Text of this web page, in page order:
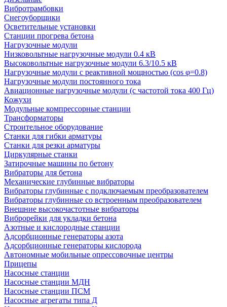
Вибротрамбовки
Снегоуборщики
Осветительные установки
Станции прогрева бетона
Нагрузочные модули
Низковольтные нагрузочные модули 0.4 кВ
Высоковольтные нагрузочные модули 6.3/10.5 кВ
Нагрузочные модули с реактивной мощностью (cos φ=0.8)
Нагрузочные модули постоянного тока
Авиационные нагрузочные модули (с частотой тока 400 Гц)
Кожухи
Модульные компрессорные станции
Трансформаторы
Строительное оборудование
Станки для гибки арматуры
Станки для резки арматуры
Циркулярные станки
Затирочные машины по бетону
Вибраторы для бетона
Механические глубинные вибраторы
Вибраторы глубинные с подключаемым преобразователем
Вибраторы глубинные со встроенным преобразователем
Внешние высокочастотные вибраторы
Виброрейки для укладки бетона
Азотные и кислородные станции
Адсорбционные генераторы азота
Адсорбционные генераторы кислорода
Автономные мобильные опрессовочные центры
Прицепы
Насосные станции
Насосные станции МДН
Насосные станции ПСМ
Насосные агрегаты типа Д